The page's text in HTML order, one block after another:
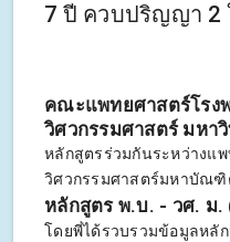
7 ปี ควบปริญญา 2
คณะแพทยศาสตร์โรง
วิศวกรรมศาสตร์ มหา
หลักสูตรร่วมกันระหว่างแ
วิศวกรรมศาสตร์มหาบัณฑิ
หลักสูตร พ.บ. - วศ. ม.
โดยพี่ได้รวบรวมข้อมูลหลั